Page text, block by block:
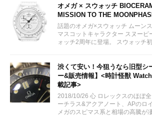
オメガ × スウォッチ
MISSION TO THE
話題のオメガ×スウォッチ ムーン
マスコットキャラクター スヌーピ
ォッチ2周年に登場。 スウォッチ
ではありません。...
渋くて安い！今狙うなら旧型シ
ー&販売情報】<時計怪獣
載記事>
2018/10/26 心 ロレックスのほぼ
ーチラス&アクアノート、APのロ
メガのスピマス系と相場の高騰が